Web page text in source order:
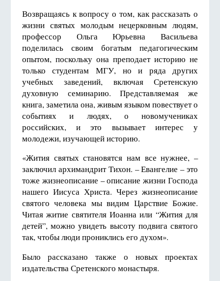
Возвращаясь к вопросу о том, как рассказать о
жизни святых молодым нецерковным людям,
профессор Ольга Юрьевна Васильева
поделилась своим богатым педагогическим
опытом, поскольку она преподает историю не
только студентам МГУ, но и ряда других
учебных заведений, включая Сретенскую
духовную семинарию. Представляемая же
книга, заметила она, живым языком повествует о
событиях и людях, о новомучениках
российских, и это вызывает интерес у
молодежи, изучающей историю.
«Жития святых становятся нам все нужнее, –
заключил архимандрит Тихон. – Евангелие – это
тоже жизнеописание – описание жизни Господа
нашего Иисуса Христа. Через жизнеописание
святого человека мы видим Царствие Божие.
Читая житие святителя Иоанна или “Жития для
детей”, можно увидеть высоту подвига святого
так, чтобы люди прониклись его духом».
Было рассказано также о новых проектах
издательства Сретенского монастыря.